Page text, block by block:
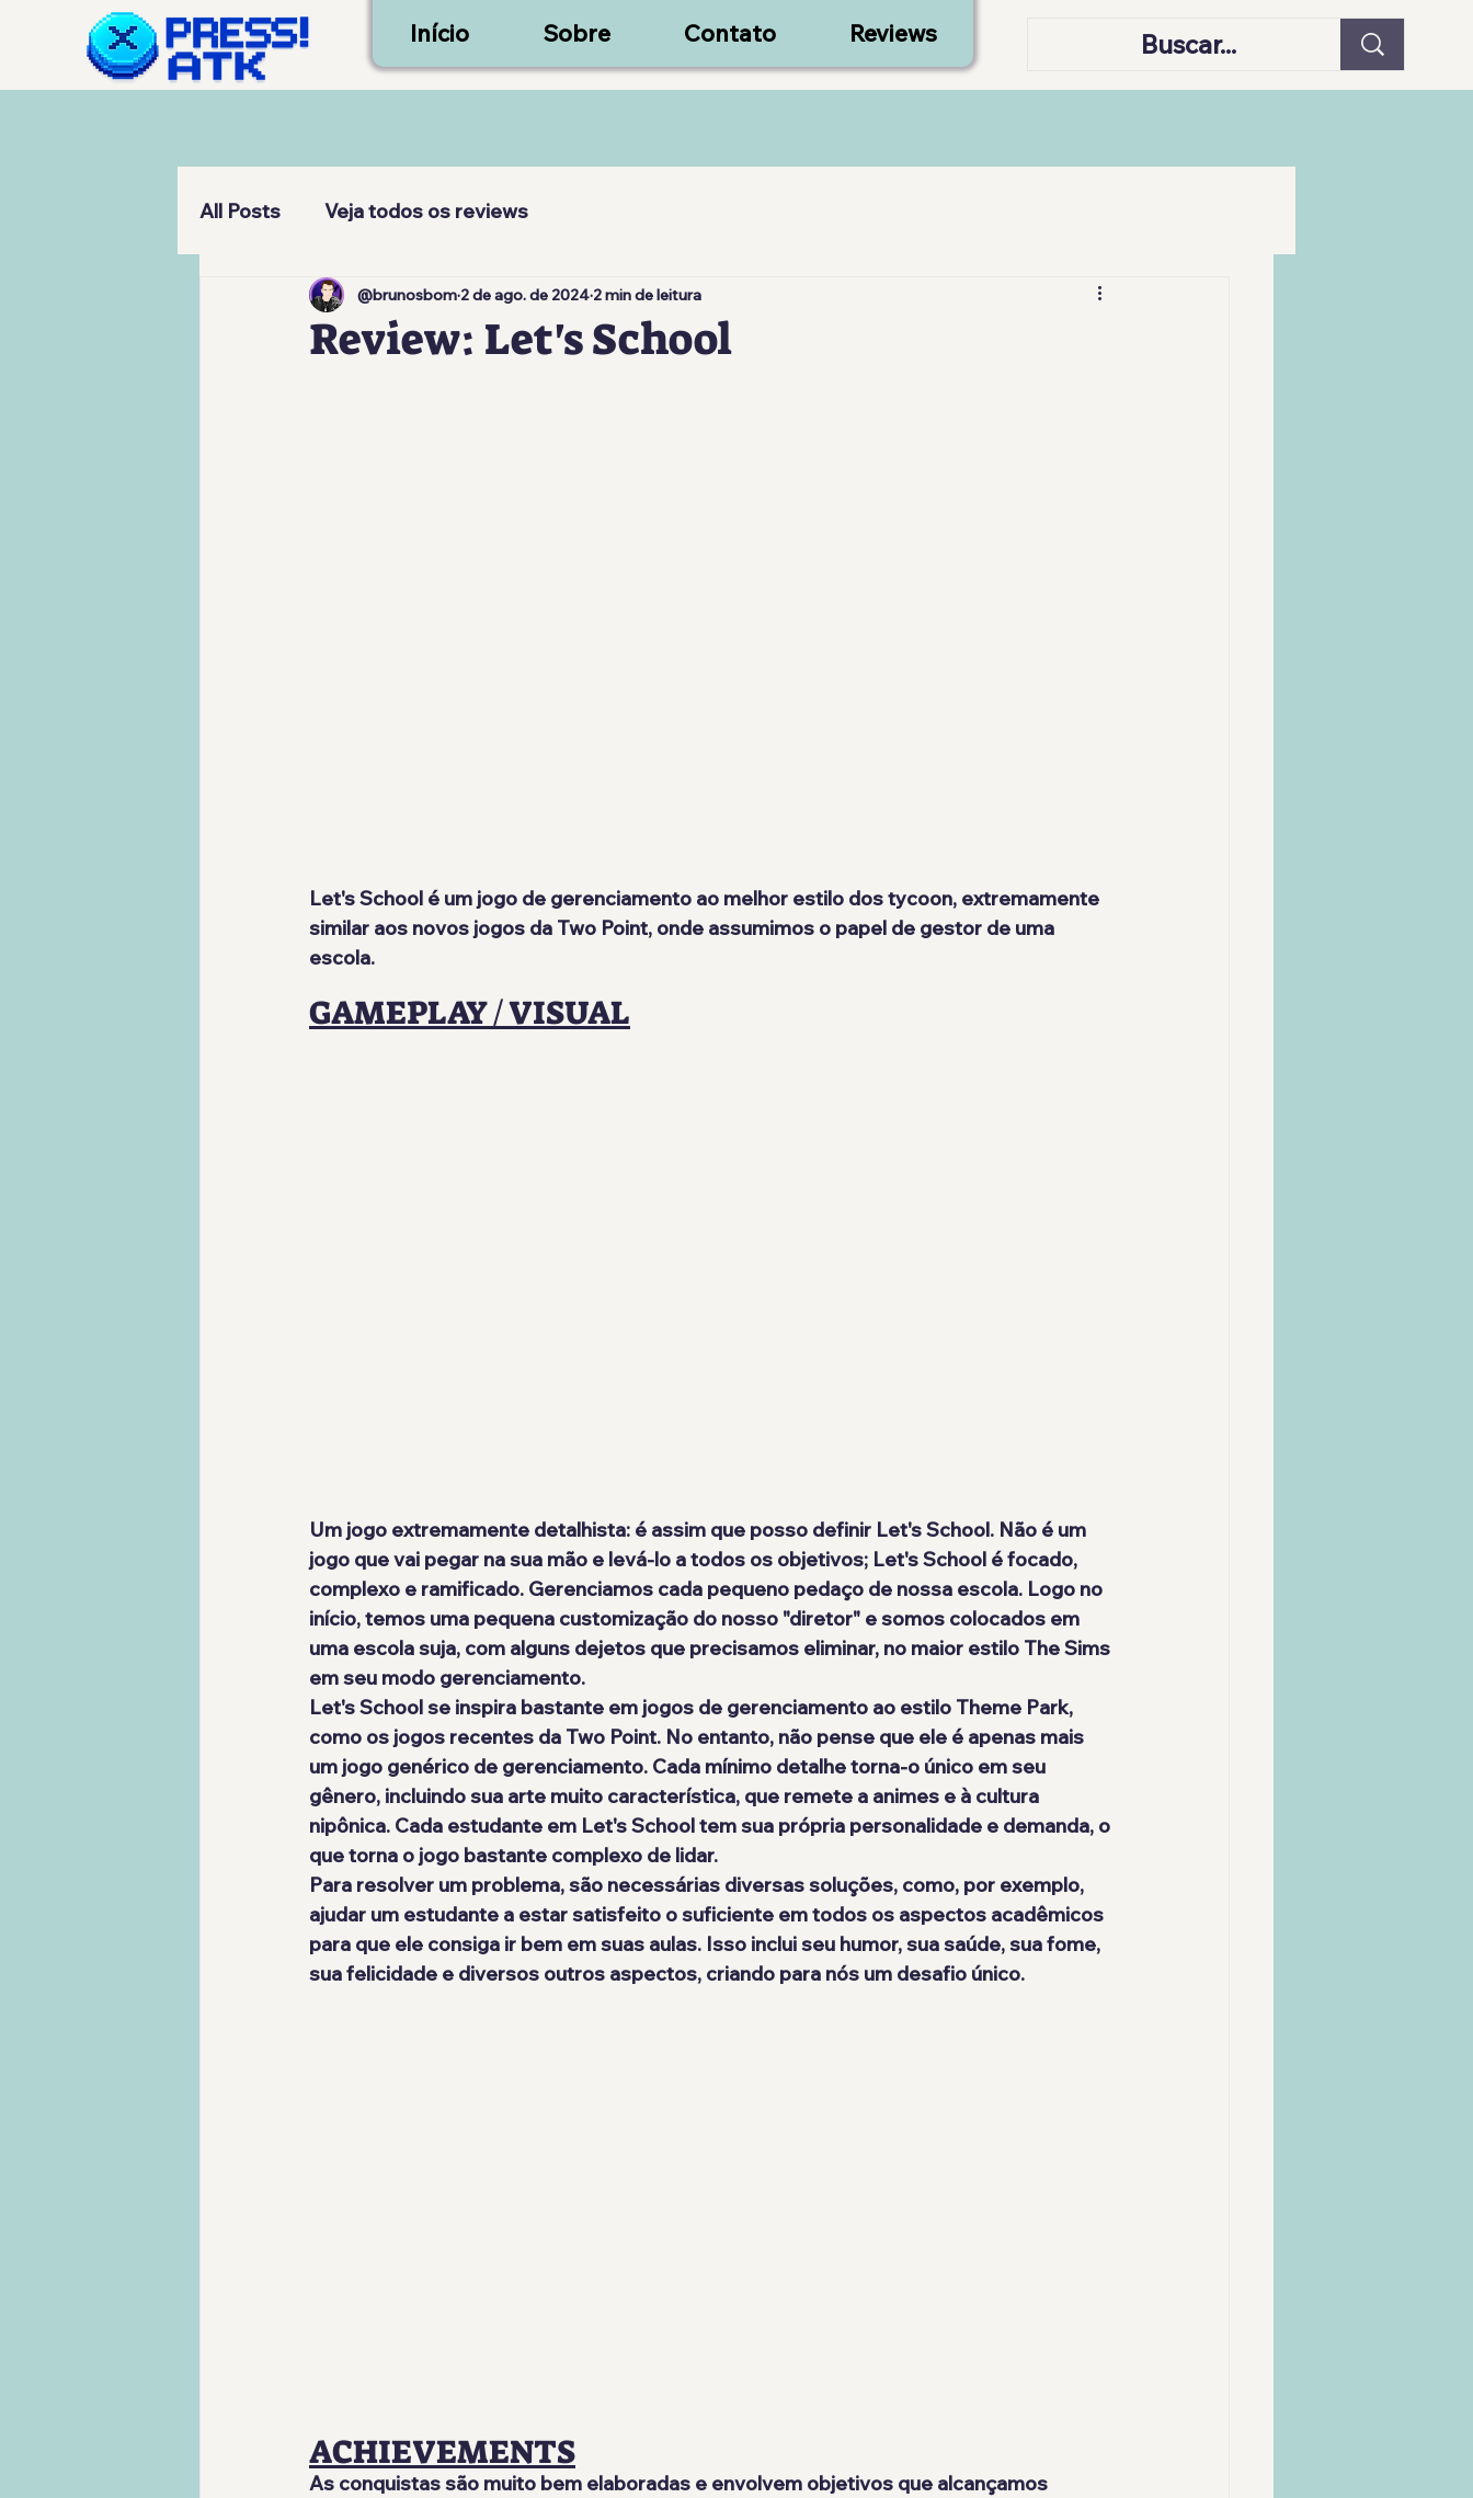
Início Sobre Contato Reviews
All Posts Veja todos os reviews
Review: Let's School
@brunosbom 2 de ago. de 2024 2 min de leitura
Let's School é um jogo de gerenciamento ao melhor estilo dos tycoon, extremamente
similar aos novos jogos da Two Point, onde assumimos o papel de gestor de uma
escola.
GAMEPLAY / VISUAL
Um jogo extremamente detalhista: é assim que posso definir Let's School. Não é um
jogo que vai pegar na sua mão e levá-lo a todos os objetivos; Let's School é focado,
complexo e ramificado. Gerenciamos cada pequeno pedaço de nossa escola. Logo no
início, temos uma pequena customização do nosso "diretor" e somos colocados em
uma escola suja, com alguns dejetos que precisamos eliminar, no maior estilo The Sims
em seu modo gerenciamento.
Let's School se inspira bastante em jogos de gerenciamento ao estilo Theme Park,
como os jogos recentes da Two Point. No entanto, não pense que ele é apenas mais
um jogo genérico de gerenciamento. Cada mínimo detalhe torna-o único em seu
gênero, incluindo sua arte muito característica, que remete a animes e à cultura
nipônica. Cada estudante em Let's School tem sua própria personalidade e demanda, o
que torna o jogo bastante complexo de lidar.
Para resolver um problema, são necessárias diversas soluções, como, por exemplo,
ajudar um estudante a estar satisfeito o suficiente em todos os aspectos acadêmicos
para que ele consiga ir bem em suas aulas. Isso inclui seu humor, sua saúde, sua fome,
sua felicidade e diversos outros aspectos, criando para nós um desafio único.
ACHIEVEMENTS
As conquistas são muito bem elaboradas e envolvem objetivos que alcançamos